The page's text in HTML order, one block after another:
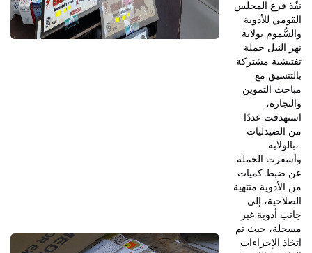
نفّذ فرع المجلس
القومي للأدوية
والسُّموم بولاية
نهر النيل حملة
تفتيشية مشتركة
بالتنسيق مع
مباحث التموين
والتجارة،
استهدفت عددًا
من الصيدليات
بالولاية،
وأسفرت الحملة
عن ضبط كميات
من الأدوية منتهية
الصلاحية، إلى
جانب أدوية غير
مسجلة، حيث تم
اتخاذ الإجراءات